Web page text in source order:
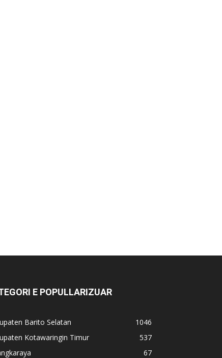
E POPULLARIZUAR
Barito Selatan
1046
Kotawaringin Timur
537
67